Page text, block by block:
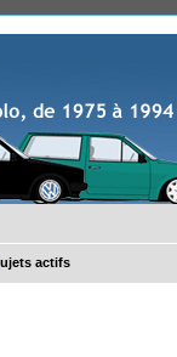
actifs